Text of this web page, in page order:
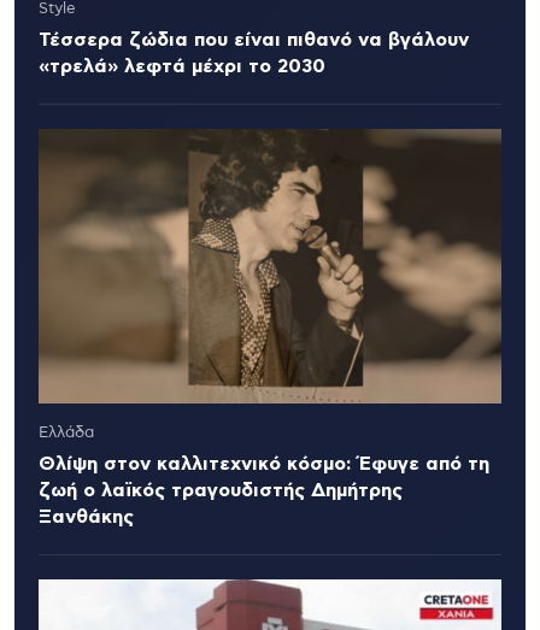
Style
Τέσσερα ζώδια που είναι πιθανό να βγάλουν
«τρελά» λεφτά μέχρι το 2030
Ελλάδα
Θλίψη στον καλλιτεχνικό κόσμο: Έφυγε από τη
ζωή ο λαϊκός τραγουδιστής Δημήτρης
Ξανθάκης